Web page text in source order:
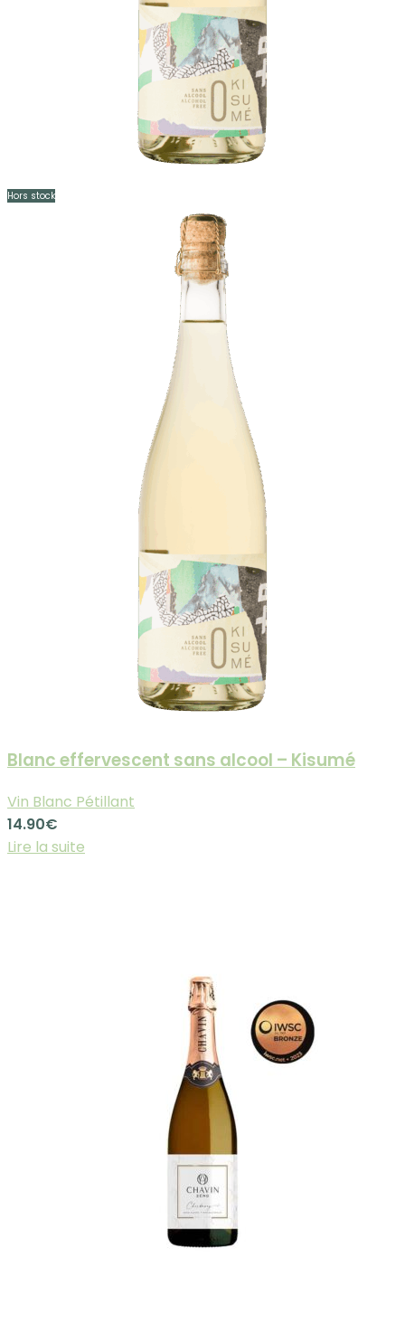
Hors stock
Blanc effervescent sans alcool – Kisumé
Vin Blanc Pétillant
14.90€
Lire la suite